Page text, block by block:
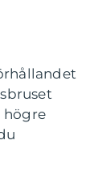
högre